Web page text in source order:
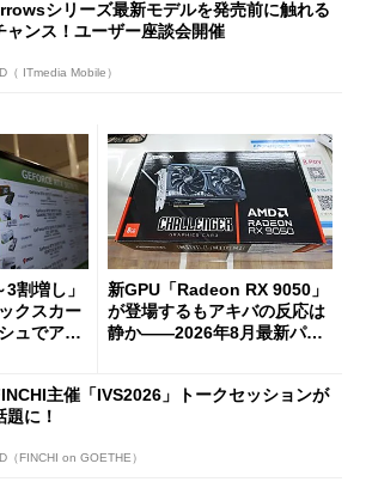
シリーズ最新モデルを発売前に触れる
ャンス！ユーザー座談会開催
（ ITmedia Mobile）
3割増し」
クスカー
ュでアキ
新GPU「Radeon RX 9050」
が登場するもアキバの反応は
静か――2026年8月最新パー
主催「IVS2026」トークセッションが
題に！
（FINCHI on GOETHE）